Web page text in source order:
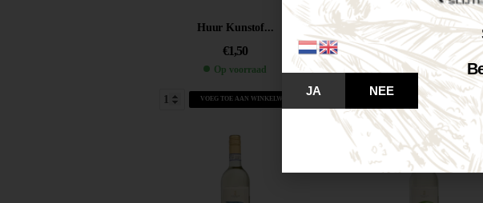
Huur Kunstof...
€1,50
Op voorraad
VOEG TOE AAN WINKELWAGEN
Forster bereich...
€5,99
Op voorraad
VOEG TOE AAN
JA NEE